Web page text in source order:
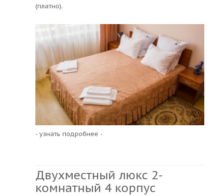
(платно).
- узнать подробнее -
Двухместный люкс 2-
комнатный 4 корпус